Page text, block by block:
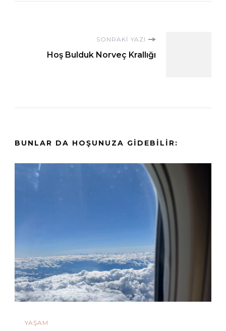
SONRAKI YAZI
Hoş Bulduk Norveç Krallığı
BUNLAR DA HOŞUNUZA GIDEBILIR:
YAŞAM